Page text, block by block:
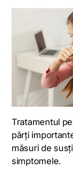
Tratamentul
părți
măsuri de
simptomele.